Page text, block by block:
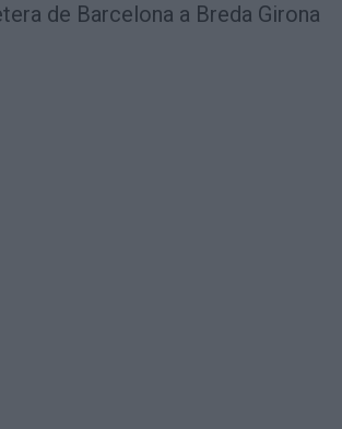
de Barcelona a Breda Girona